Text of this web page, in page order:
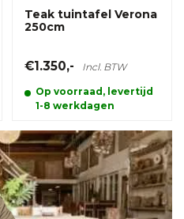
Teak tuintafel Verona
250cm
€1.350,- Incl. BTW
Op voorraad, levertijd
1-8 werkdagen